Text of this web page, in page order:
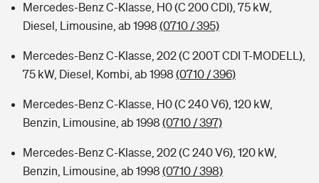
Mercedes-Benz C-Klasse, H0 (C 200 CDI), 75 kW,
Diesel, Limousine, ab 1998 (0710 / 395)
Mercedes-Benz C-Klasse, 202 (C 200T CDI T-MODELL),
75 kW, Diesel, Kombi, ab 1998 (0710 / 396)
Mercedes-Benz C-Klasse, H0 (C 240 V6), 120 kW,
Benzin, Limousine, ab 1998 (0710 / 397)
Mercedes-Benz C-Klasse, 202 (C 240 V6), 120 kW,
Benzin, Limousine, ab 1998 (0710 / 398)